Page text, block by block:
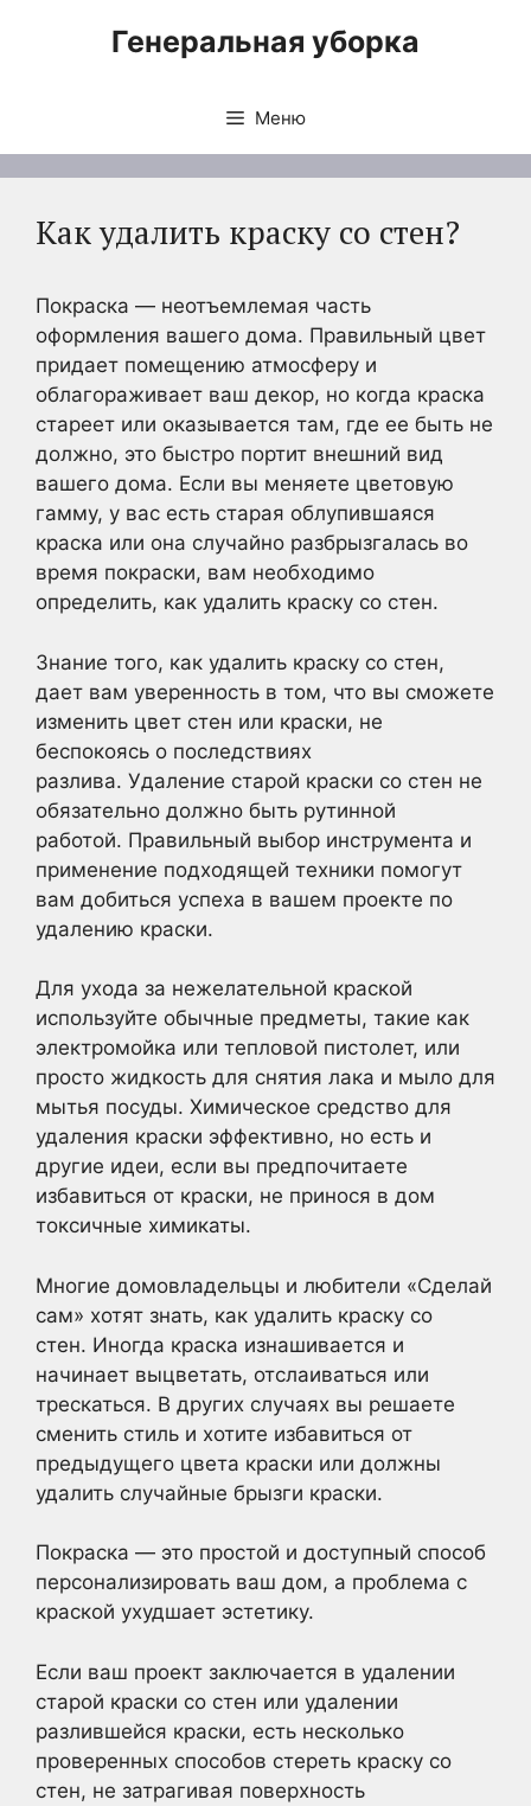
Генеральная уборка
Меню
Как удалить краску со стен?
Покраска — неотъемлемая часть
оформления вашего дома. Правильный цвет
придает помещению атмосферу и
облагораживает ваш декор, но когда краска
стареет или оказывается там, где ее быть не
должно, это быстро портит внешний вид
вашего дома. Если вы меняете цветовую
гамму, у вас есть старая облупившаяся
краска или она случайно разбрызгалась во
время покраски, вам необходимо
определить, как удалить краску со стен.
Знание того, как удалить краску со стен,
дает вам уверенность в том, что вы сможете
изменить цвет стен или краски, не
беспокоясь о последствиях
разлива. Удаление старой краски со стен не
обязательно должно быть рутинной
работой. Правильный выбор инструмента и
применение подходящей техники помогут
вам добиться успеха в вашем проекте по
удалению краски.
Для ухода за нежелательной краской
используйте обычные предметы, такие как
электромойка или тепловой пистолет, или
просто жидкость для снятия лака и мыло для
мытья посуды. Химическое средство для
удаления краски эффективно, но есть и
другие идеи, если вы предпочитаете
избавиться от краски, не принося в дом
токсичные химикаты.
Многие домовладельцы и любители «Сделай
сам» хотят знать, как удалить краску со
стен. Иногда краска изнашивается и
начинает выцветать, отслаиваться или
трескаться. В других случаях вы решаете
сменить стиль и хотите избавиться от
предыдущего цвета краски или должны
удалить случайные брызги краски.
Покраска — это простой и доступный способ
персонализировать ваш дом, а проблема с
краской ухудшает эстетику.
Если ваш проект заключается в удалении
старой краски со стен или удалении
разлившейся краски, есть несколько
проверенных способов стереть краску со
стен, не затрагивая поверхность